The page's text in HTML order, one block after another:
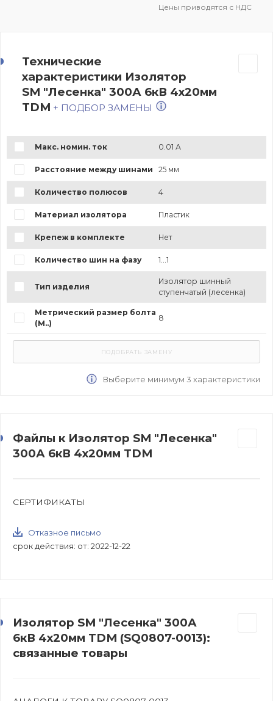
Цены приводятся с НДС
Технические
характеристики Изолятор
SM "Лесенка" 300А 6кВ 4х20мм
TDM + ПОДБОР ЗАМЕНЫ
Макс. номин. ток 0.01 А
Расстояние между шинами 25 мм
Количество полюсов 4
Материал изолятора Пластик
Крепеж в комплекте Нет
Количество шин на фазу 1...1
Тип изделия
Изолятор шинный
ступенчатый (лесенка)
Метрический размер болта
(М..)
8
Выберите минимум 3 характеристики
Файлы к Изолятор SM "Лесенка"
300А 6кВ 4х20мм TDM
СЕРТИФИКАТЫ
Отказное письмо
срок действия: от: 2022-12-22
Изолятор SM "Лесенка" 300А
6кВ 4х20мм TDM (SQ0807-0013):
связанные товары